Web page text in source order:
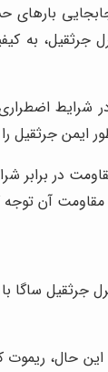
جابجایی
جرثقیل، به
شرایط
ایمن جرثقیل
در برابر
آن توجه
جرثقیل ساگا
حال، ریموت